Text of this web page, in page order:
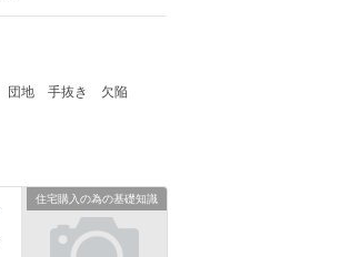
団地 手抜き
欠陥
住宅購入の為の基礎知識